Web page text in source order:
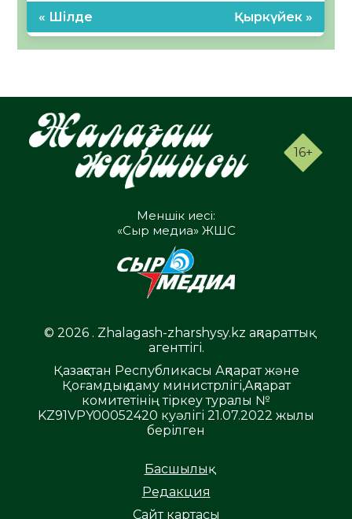
« Шілде Қыркүйек »
16+
Меншік иесі:
«Сыр медиа» ЖШС
© 2026 . Zhalagash-zharshysy.kz ақпараттық
агенттігі.
Қазақстан Республикасы Ақпарат және
Қоғамдық даму министрлігі,Ақпарат
комитетінің тіркеу туралы №
KZ91VPY00052420 куәлігі 21.07.2022 жылы
берілген
Басшылық
Редакция
Сайт картасы